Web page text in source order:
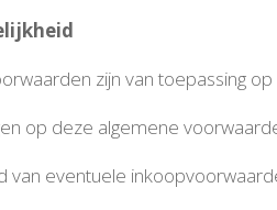
zijn van toepassing
op deze algemene
van eventuele